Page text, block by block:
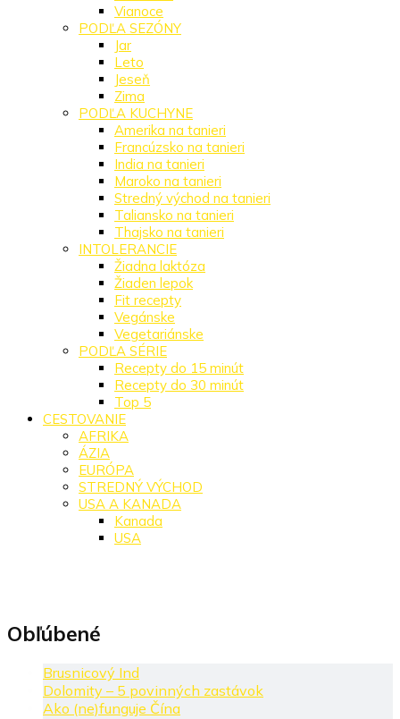
Vianoce
PODĽA SEZÓNY
Jar
Leto
Jeseň
Zima
PODĽA KUCHYNE
Amerika na tanieri
Francúzsko na tanieri
India na tanieri
Maroko na tanieri
Stredný východ na tanieri
Taliansko na tanieri
Thajsko na tanieri
INTOLERANCIE
Žiadna laktóza
Žiaden lepok
Fit recepty
Vegánske
Vegetariánske
PODĽA SÉRIE
Recepty do 15 minút
Recepty do 30 minút
Top 5
CESTOVANIE
AFRIKA
ÁZIA
EURÓPA
STREDNÝ VÝCHOD
USA A KANADA
Kanada
USA
Obľúbené
Brusnicový Ind
Dolomity – 5 povinných zastávok
Ako (ne)funguje Čína